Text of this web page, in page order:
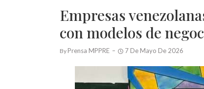
Empresas
con modelos de
By Prensa MPPRE 7 De Mayo De 2026